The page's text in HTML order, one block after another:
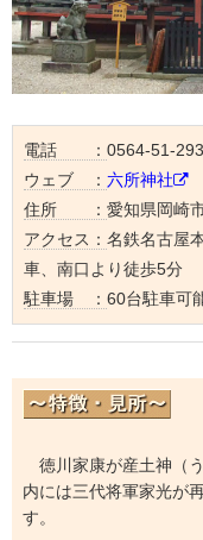
電話 ： 0564-51-
ウェブ ： 六所神社
住所 ： 愛知県岡崎
アクセス： 名鉄名古屋
車、南口より徒歩5分
駐車場 ： 60台駐車可
徳川家康が産土神（
内には三代将軍家光が
す。